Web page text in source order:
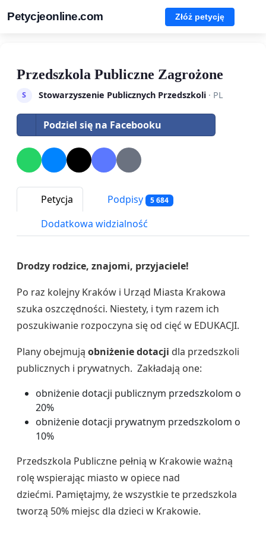
Petycjeonline.com Złóż petycję
Przedszkola Publiczne Zagrożone
S Stowarzyszenie Publicznych Przedszkoli· PL
Podziel się na Facebooku
Petycja Podpisy 5 684
Dodatkowa widzialność
Drodzy rodzice, znajomi, przyjaciele!
Po raz kolejny Kraków i Urząd Miasta Krakowa
szuka oszczędności. Niestety, i tym razem ich
poszukiwanie rozpoczyna się od cięć w EDUKACJI.
Plany obejmują obniżenie dotacji dla przedszkoli
publicznych i prywatnych. Zakładają one:
obniżenie dotacji publicznym przedszkolom o
20%
obniżenie dotacji prywatnym przedszkolom o
10%
Przedszkola Publiczne pełnią w Krakowie ważną
rolę wspierając miasto w opiece nad
dziećmi. Pamiętajmy, że wszystkie te przedszkola
tworzą 50% miejsc dla dzieci w Krakowie.